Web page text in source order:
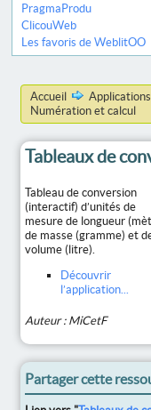
PragmaProdu
ClicouWeb
Les favoris de WeblitOO
Accueil
Numération et calcul
Tableaux de
Tableau de conversion
(interactif) d’unités de
mesure de longueur
de masse (gramme) et
volume (litre).
Découvrir
l’application...
Auteur : MiCetF
Partager cette